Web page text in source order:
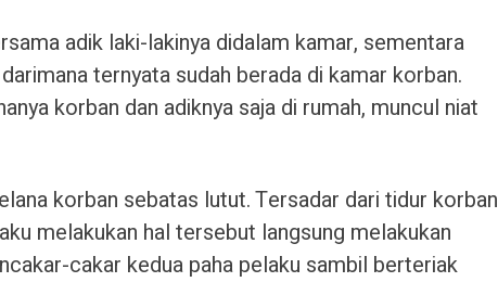
adik laki-lakinya didalam kamar, sementara
ternyata sudah berada di kamar korban.
korban dan adiknya saja di rumah, muncul niat
korban sebatas lutut. Tersadar dari tidur korban
melakukan hal tersebut langsung melakukan
cakar kedua paha pelaku sambil berteriak